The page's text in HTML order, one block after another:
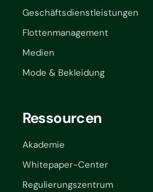
Geschäftsdienstleistungen
Flottenmanagement
Medien
Mode & Bekleidung
Ressourcen
Akademie
Whitepaper-Center
Regulierungszentrum